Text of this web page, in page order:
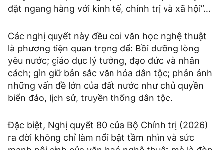
đặt ngang hàng với kinh tế, chính trị và xã hội”…
Các nghị quyết này đều coi văn học nghệ thuật
là phương tiện quan trọng để: Bồi dưỡng lòng
yêu nước; giáo dục lý tưởng, đạo đức và nhân
cách; gìn giữ bản sắc văn hóa dân tộc; phản ánh
những vấn đề lớn của đất nước như chủ quyền
biển đảo, lịch sử, truyền thống dân tộc.
Đặc biệt, Nghị quyết 80 của Bộ Chính trị (2026)
ra đời không chỉ làm nổi bật tầm nhìn và sức